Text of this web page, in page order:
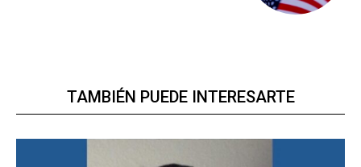
TAMBIÉN PUEDE INTERESARTE